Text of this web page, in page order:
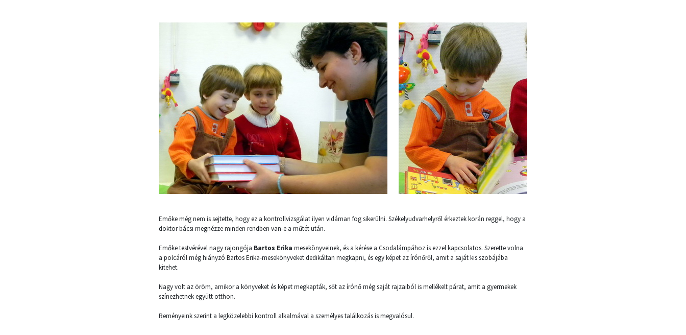
Emőke még nem is sejtette, hogy ez a kontrollvizsgálat ilyen vidáman fog sikerülni. Székelyudvarhelyről érkeztek korán reggel, hogy a
doktor bácsi megnézze minden rendben van-e a műtét után.
Emőke testvérével nagy rajongója Bartos Erika mesekönyveinek, és a kérése a Csodalámpához is ezzel kapcsolatos. Szerette volna
a polcáról még hiányzó Bartos Erika-mesekönyveket dedikáltan megkapni, és egy képet az írónőről, amit a saját kis szobájába
kitehet.
Nagy volt az öröm, amikor a könyveket és képet megkapták, sőt az írónő még saját rajzaiból is mellékelt párat, amit a gyermekek
színezhetnek együtt otthon.
Reményeink szerint a legközelebbi kontroll alkalmával a személyes találkozás is megvalósul.